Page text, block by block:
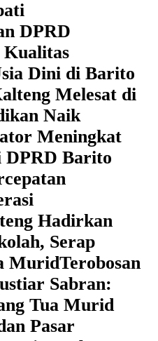
DPRD
Dini di Barito
Melesat di
Naik
Meningkat
DPRD Barito
Hadirkan
Serap
Murid‎Terobosan
Sabran:
Tua Murid
Pasar